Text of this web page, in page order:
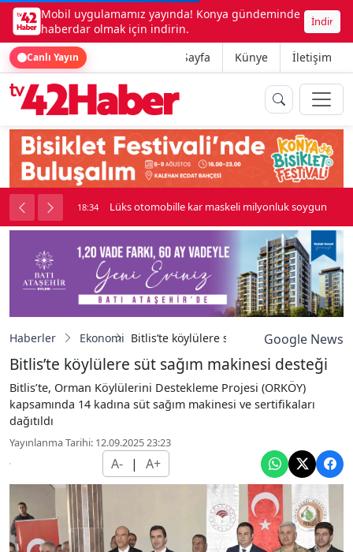
Mobil uygulamamız yayında! Konya gündeminde
haberdar olmak için indirin.
İndir
Canlı Yayın Ana Sayfa Künye İletişim
kavga çıktı 18:34 Lüks otomobille kar maskeli milyonluk soygun
Haberler Ekonomi Bitlis’te köylülere süt sağım makinesi
Google News
Bitlis’te köylülere süt sağım makinesi desteği
Bitlis’te, Orman Köylülerini Destekleme Projesi (ORKÖY)
kapsamında 14 kadına süt sağım makinesi ve sertifikaları
dağıtıldı
Yayınlanma Tarihi: 12.09.2025 23:23
A- | A+